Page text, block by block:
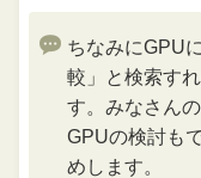
ちなみにGPU
較」と検索す
す。みなさん
GPUの検討も
めします。